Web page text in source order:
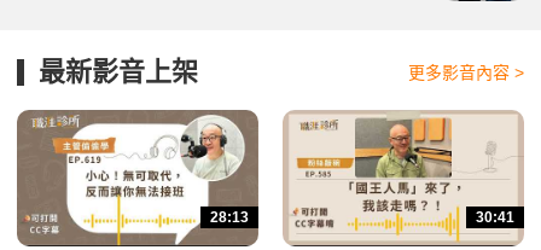
最新影音上架 更多影音內容 >
28:13 30:41